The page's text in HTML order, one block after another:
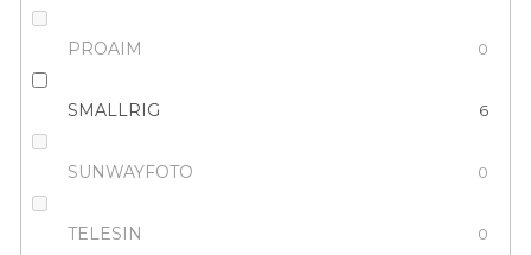
PROAIM 0
SMALLRIG 6
SUNWAYFOTO 0
TELESIN 0